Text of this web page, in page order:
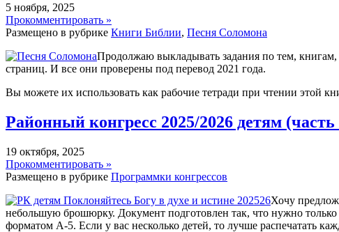
5 ноября, 2025
Прокомментировать »
Размещено в рубрике Книги Библии, Песня Соломона
Продолжаю выкладывать задания по тем, книгам,
страниц. И все они проверены под перевод 2021 года.
Вы можете их использовать как рабочие тетради при чтении этой
Районный конгресс 2025/2026 детям (часть
19 октября, 2025
Прокомментировать »
Размещено в рубрике Программки конгрессов
Хочу
небольшую брошюрку. Документ подготовлен так, что нужно только
форматом А-5. Если у вас несколько детей, то лучше распечатать